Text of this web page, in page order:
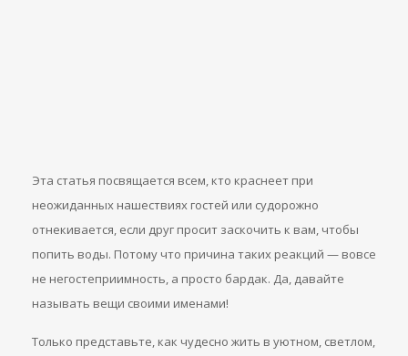
Эта статья посвящается всем, кто краснеет при
неожиданных нашествиях гостей или судорожно
отнекивается, если друг просит заскочить к вам, чтобы
попить воды. Потому что причина таких реакций — вовсе
не негостеприимность, а просто бардак. Да, давайте
называть вещи своими именами!
Только представьте, как чудесно жить в уютном, светлом,